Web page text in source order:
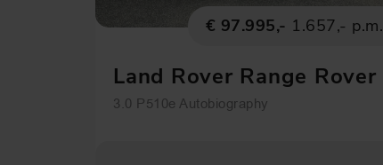
€ 97.995,- 1.657,- p.m.
Land Rover Range Rover
Sport
3.0 P510e Autobiography